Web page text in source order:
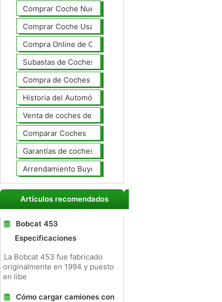
Comprar Coche Nuevo
Comprar Coche Usado
Compra Online de Coches
Subastas de Coches
Compra de Coches Basics
Historia del Automóvil
Venta de coches de lujo
Comparar Coches
Garantías de coches ampliado
Arrendamiento Buyout
Artículos recomendados
Bobcat 453
Especificaciones
La Bobcat 453 fue fabricado
originalmente en 1994 y puesto
en libe
Cómo cargar camiones con